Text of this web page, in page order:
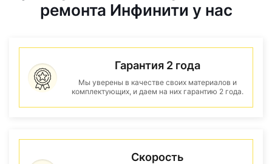
ремонта Инфинити у нас
Гарантия 2 года
Мы уверены в качестве своих материалов и
комплектующих, и даем на них гарантию 2 года.
Скорость